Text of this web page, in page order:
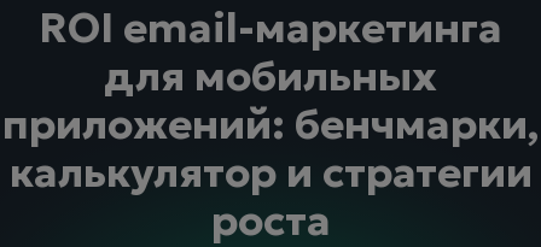
ROI email-маркетинга
для мобильных
приложений: бенчмарки,
калькулятор и стратегии
роста